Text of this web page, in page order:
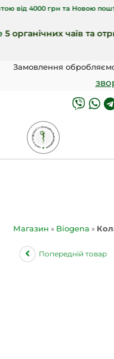
грн та Новою поштою від
чаїв та
Замовлення
Магазин » Biogena »
Попередній товар